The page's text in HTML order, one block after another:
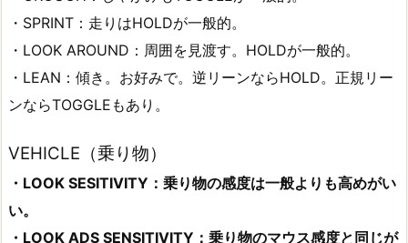
・SPRINT：走りはHOLDが一般的。
・LOOK AROUND：周囲を見渡す。HOLDが一般的。
・LEAN：傾き。お好みで。逆リーンならHOLD。正規リー
ンならTOGGLEもあり。
VEHICLE（乗り物）
・LOOK SESITIVITY：乗り物の感度は一般よりも高めがい
い。
・LOOK ADS SENSITIVITY：乗り物のマウス感度と同じが